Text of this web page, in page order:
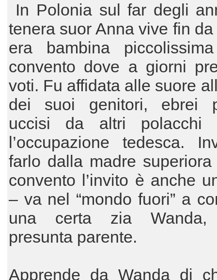
In Polonia sul far degli
tenera suor Anna vive fin
era bambina
convento dove a giorni
voti. Fu affidata alle suore
dei suoi genitori, ebrei
uccisi da altri polacchi
l’occupazione tedesca.
farlo dalla madre
convento l’invito è anche
– va nel “mondo fuori” a
una certa zia Wanda,
presunta parente.
Apprende da Wanda di